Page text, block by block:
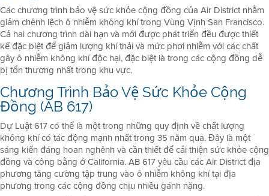
Các chương trình bảo vệ sức khỏe cộng đồng của Air District nhằm
giảm chênh lệch ô nhiễm không khí trong Vùng Vịnh San Francisco.
Cả hai chương trình dài hạn và mới được phát triển đều được thiết
kế đặc biệt để giảm lượng khí thải và mức phơi nhiễm với các chất
gây ô nhiễm không khí độc hại, đặc biệt là trong các cộng đồng dễ
bị tổn thương nhất trong khu vực.
Chương Trình Bảo Vệ Sức Khỏe Cộng
Đồng (AB 617)
Dự Luật 617 có thể là một trong những quy định về chất lượng
không khí có tác động mạnh nhất trong 35 năm qua. Đây là một
sáng kiến đáng hoan nghênh và cần thiết để cải thiện sức khỏe cộng
đồng và công bằng ở California. AB 617 yêu cầu các Air District địa
phương tăng cường tập trung vào ô nhiễm không khí tại địa
phương trong các cộng đồng chịu nhiều gánh nặng.